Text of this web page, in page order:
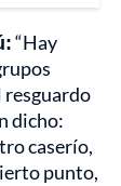
“Hay
resguardo
dicho:
caserío,
punto,